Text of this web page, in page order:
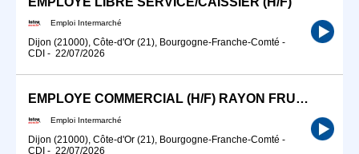
Emploi Intermarché
Dijon (21000), Côte-d'Or (21), Bourgogne-Franche-Comté -
CDI - 22/07/2026
EMPLOYE COMMERCIAL (H/F) RAYON FRUITS ET LEGUMES
Emploi Intermarché
Dijon (21000), Côte-d'Or (21), Bourgogne-Franche-Comté -
CDI - 22/07/2026